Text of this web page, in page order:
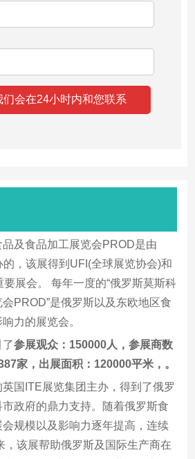
及食品加工展览会PROD是由
的，该展得到UFI(全球展览协会)和
展会。 每年一度的“俄罗斯莫斯科
PROD”是俄罗斯以及东欧地区食
力的展览会。
了参展观众：150000人，参展商数
家， 出展面积：120000平米， 。
国ITE展览集团主办，得到了俄罗
政府的鼎力支持。随着俄罗斯食
规模以及影响力逐年提高，连续
，该展帮助俄罗斯及国际生产商在